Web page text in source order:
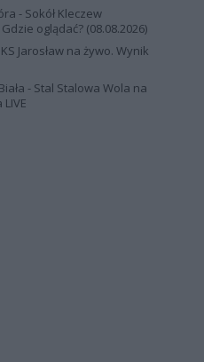
- Sokół Kleczew
oglądać? (08.08.2026)
Jarosław na żywo. Wynik
- Stal Stalowa Wola na